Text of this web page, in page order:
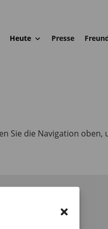
Heute Presse
Sie die Navigation oben,